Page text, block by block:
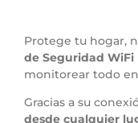
Protege tu hogar,
de Seguridad
monitorear todo
Gracias a su
desde cualquier